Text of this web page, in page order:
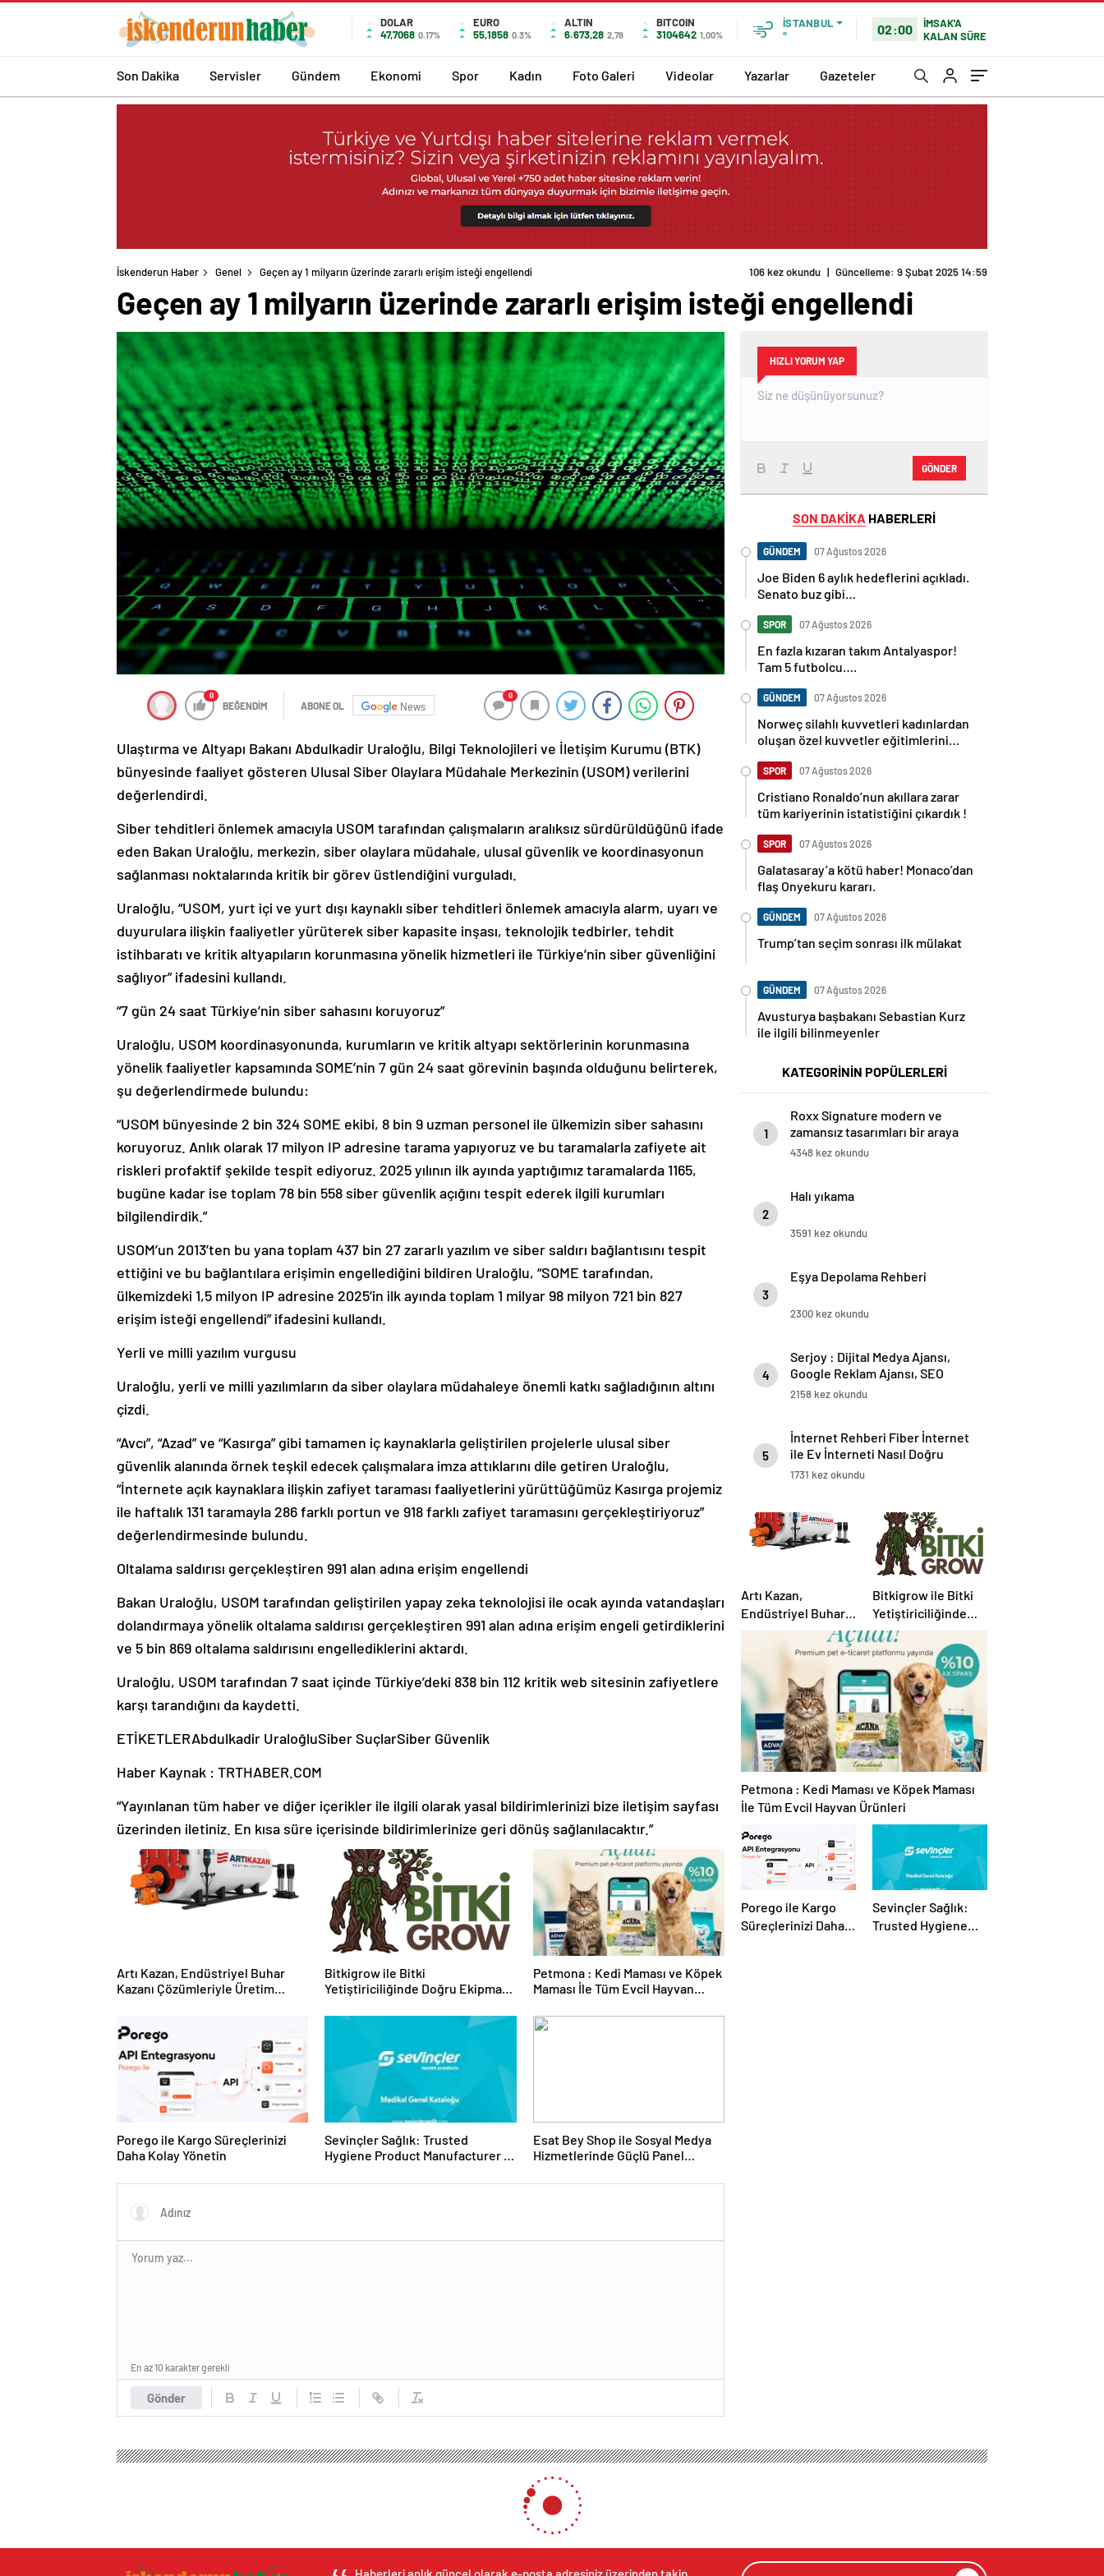
DOLAR
47,7068 0.17%
EURO
55,1858 0.3%
ALTIN
6.673,28 2,78
BITCOIN
3104642 1,00%
İSTANBUL
°
02:00
İMSAK'A
KALAN SÜRE
Son Dakika Servisler Gündem Ekonomi Spor Kadın Foto Galeri Videolar Yazarlar Gazeteler
İskenderun Haber Genel Geçen ay 1 milyarın üzerinde zararlı erişim isteği engellendi 106 kez okundu | Güncelleme: 9 Şubat 2025 14:59
Geçen ay 1 milyarın üzerinde zararlı erişim isteği engellendi
0
BEĞENDİM ABONE OL News
0
Ulaştırma ve Altyapı Bakanı Abdulkadir Uraloğlu, Bilgi Teknolojileri ve İletişim Kurumu (BTK)
bünyesinde faaliyet gösteren Ulusal Siber Olaylara Müdahale Merkezinin (USOM) verilerini
değerlendirdi.
Siber tehditleri önlemek amacıyla USOM tarafından çalışmaların aralıksız sürdürüldüğünü ifade
eden Bakan Uraloğlu, merkezin, siber olaylara müdahale, ulusal güvenlik ve koordinasyonun
sağlanması noktalarında kritik bir görev üstlendiğini vurguladı.
Uraloğlu, “USOM, yurt içi ve yurt dışı kaynaklı siber tehditleri önlemek amacıyla alarm, uyarı ve
duyurulara ilişkin faaliyetler yürüterek siber kapasite inşası, teknolojik tedbirler, tehdit
istihbaratı ve kritik altyapıların korunmasına yönelik hizmetleri ile Türkiye’nin siber güvenliğini
sağlıyor” ifadesini kullandı.
“7 gün 24 saat Türkiye’nin siber sahasını koruyoruz”
Uraloğlu, USOM koordinasyonunda, kurumların ve kritik altyapı sektörlerinin korunmasına
yönelik faaliyetler kapsamında SOME’nin 7 gün 24 saat görevinin başında olduğunu belirterek,
şu değerlendirmede bulundu:
“USOM bünyesinde 2 bin 324 SOME ekibi, 8 bin 9 uzman personel ile ülkemizin siber sahasını
koruyoruz. Anlık olarak 17 milyon IP adresine tarama yapıyoruz ve bu taramalarla zafiyete ait
riskleri profaktif şekilde tespit ediyoruz. 2025 yılının ilk ayında yaptığımız taramalarda 1165,
bugüne kadar ise toplam 78 bin 558 siber güvenlik açığını tespit ederek ilgili kurumları
bilgilendirdik.”
USOM’un 2013’ten bu yana toplam 437 bin 27 zararlı yazılım ve siber saldırı bağlantısını tespit
ettiğini ve bu bağlantılara erişimin engellediğini bildiren Uraloğlu, “SOME tarafından,
ülkemizdeki 1,5 milyon IP adresine 2025’in ilk ayında toplam 1 milyar 98 milyon 721 bin 827
erişim isteği engellendi” ifadesini kullandı.
Yerli ve milli yazılım vurgusu
Uraloğlu, yerli ve milli yazılımların da siber olaylara müdahaleye önemli katkı sağladığının altını
çizdi.
“Avcı”, “Azad” ve “Kasırga” gibi tamamen iç kaynaklarla geliştirilen projelerle ulusal siber
güvenlik alanında örnek teşkil edecek çalışmalara imza attıklarını dile getiren Uraloğlu,
“İnternete açık kaynaklara ilişkin zafiyet taraması faaliyetlerini yürüttüğümüz Kasırga projemiz
ile haftalık 131 taramayla 286 farklı portun ve 918 farklı zafiyet taramasını gerçekleştiriyoruz”
değerlendirmesinde bulundu.
Oltalama saldırısı gerçekleştiren 991 alan adına erişim engellendi
Bakan Uraloğlu, USOM tarafından geliştirilen yapay zeka teknolojisi ile ocak ayında vatandaşları
dolandırmaya yönelik oltalama saldırısı gerçekleştiren 991 alan adına erişim engeli getirdiklerini
ve 5 bin 869 oltalama saldırısını engellediklerini aktardı.
Uraloğlu, USOM tarafından 7 saat içinde Türkiye’deki 838 bin 112 kritik web sitesinin zafiyetlere
karşı tarandığını da kaydetti.
ETİKETLERAbdulkadir UraloğluSiber SuçlarSiber Güvenlik
Haber Kaynak : TRTHABER.COM
“Yayınlanan tüm haber ve diğer içerikler ile ilgili olarak yasal bildirimlerinizi bize iletişim sayfası
üzerinden iletiniz. En kısa süre içerisinde bildirimlerinize geri dönüş sağlanılacaktır.”
Artı Kazan, Endüstriyel Buhar
Kazanı Çözümleriyle Üretim
Bitkigrow ile Bitki
Yetiştiriciliğinde Doğru Ekipman
Petmona : Kedi Maması ve Köpek
Maması İle Tüm Evcil Hayvan
Porego ile Kargo Süreçlerinizi
Daha Kolay Yönetin
Sevinçler Sağlık: Trusted
Hygiene Product Manufacturer in
Esat Bey Shop ile Sosyal Medya
Hizmetlerinde Güçlü Panel
Gönder
En az 10 karakter gerekli
HIZLI YORUM YAP
GÖNDER
SON DAKİKA HABERLERİ
GÜNDEM 07 Ağustos 2026
Joe Biden 6 aylık hedeflerini açıkladı.
Senato buz gibi…
SPOR 07 Ağustos 2026
En fazla kızaran takım Antalyaspor!
Tam 5 futbolcu….
GÜNDEM 07 Ağustos 2026
Norweç silahlı kuvvetleri kadınlardan
oluşan özel kuvvetler eğitimlerini
SPOR 07 Ağustos 2026
Cristiano Ronaldo’nun akıllara zarar
tüm kariyerinin istatistiğini çıkardık !
SPOR 07 Ağustos 2026
Galatasaray’a kötü haber! Monaco’dan
flaş Onyekuru kararı.
GÜNDEM 07 Ağustos 2026
Trump’tan seçim sonrası ilk mülakat
GÜNDEM 07 Ağustos 2026
Avusturya başbakanı Sebastian Kurz
ile ilgili bilinmeyenler
KATEGORİNİN POPÜLERLERİ
1
Roxx Signature modern ve
zamansız tasarımları bir araya
getiriyor
4348 kez okundu
2
Halı yıkama
3591 kez okundu
3
Eşya Depolama Rehberi
2300 kez okundu
4
Serjoy : Dijital Medya Ajansı,
Google Reklam Ajansı, SEO
Ajansı ve Web Tasarım Ajansı
2158 kez okundu
5
İnternet Rehberi Fiber İnternet
ile Ev İnterneti Nasıl Doğru
Seçilir
1731 kez okundu
Artı Kazan,
Endüstriyel Buhar
Kazanı
Çözümleriyle
Üretim Tesislerine
Verimli Sistemler
Sunuyor
Bitkigrow ile Bitki
Yetiştiriciliğinde
Doğru Ekipman ve
Ürün Seçimi
Petmona : Kedi Maması ve Köpek Maması
İle Tüm Evcil Hayvan Ürünleri
Porego ile Kargo
Süreçlerinizi Daha
Sevinçler Sağlık:
Trusted Hygiene